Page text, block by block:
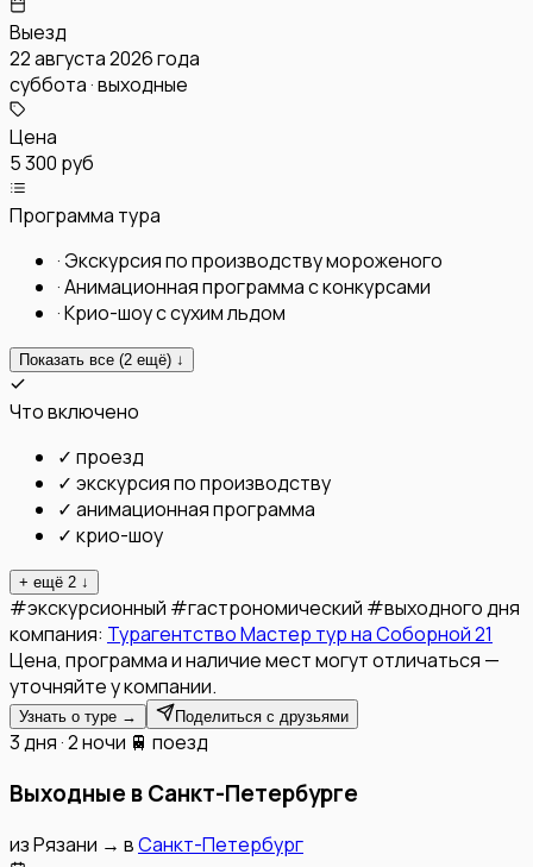
Выезд
22 августа 2026 года
суббота · выходные
Цена
5 300 руб
Программа тура
· Экскурсия по производству мороженого
·Анимационная программа с конкурсами
·Крио-шоу с сухим льдом
Показать все (2 ещё) ↓
Что включено
✓ проезд
✓ экскурсия по производству
✓ анимационная программа
✓ крио-шоу
+ ещё 2 ↓
#экскурсионный #гастрономический #выходного дня
компания: Турагентство Мастер тур на Соборной 21
Цена, программа и наличие мест могут отличаться —
уточняйте у компании.
Узнать о туре → Поделиться с друзьями
3 дня · 2 ночи 🚆 поезд
Выходные в Санкт-Петербурге
изРязани → вСанкт-Петербург